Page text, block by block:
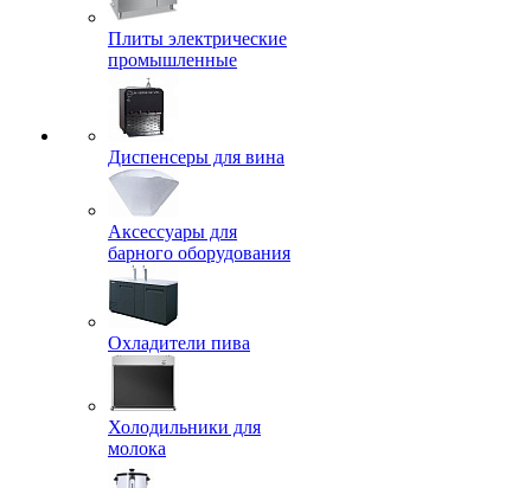
Плиты электрические
промышленные
Диспенсеры для вина
Аксессуары для
барного оборудования
Охладители пива
Холодильники для
молока